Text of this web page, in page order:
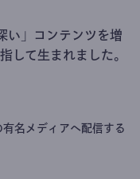
」コンテンツを増
して生まれました。
名メディアへ配信する